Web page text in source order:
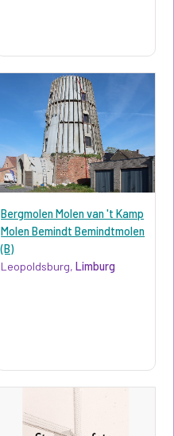
Bergmolen Molen van 't Kamp
Molen Bemindt Bemindtmolen
(B)
Leopoldsburg,Limburg